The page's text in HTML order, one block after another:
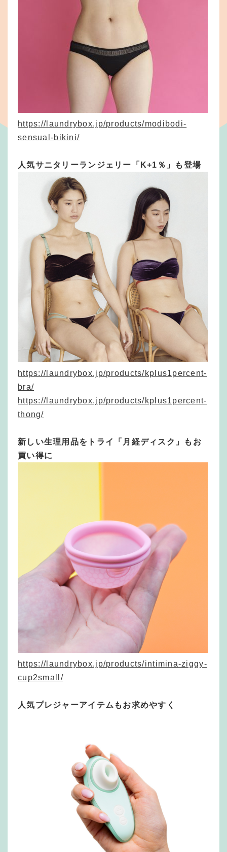
https://laundrybox.jp/products/modibodi-
sensual-bikini/
人気サニタリーランジェリー「K+1％」も登場
https://laundrybox.jp/products/kplus1percent-
bra/
https://laundrybox.jp/products/kplus1percent-
thong/
新しい生理用品をトライ「月経ディスク」もお
買い得に
https://laundrybox.jp/products/intimina-ziggy-
cup2small/
人気プレジャーアイテムもお求めやすく